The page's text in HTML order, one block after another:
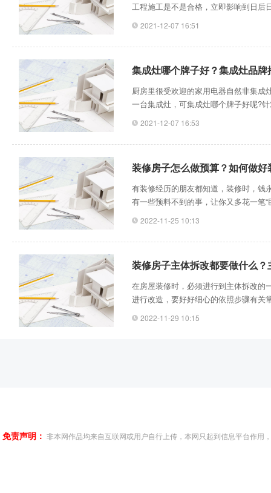
工程施工是不是合格，立即影响到日后
改造你都掌握吗?下边我就给大伙儿对
利开展。但许多小区业主针对主题风
2021-12-07 16:51
集成灶哪个牌子好？集成灶品牌
厨房里很受欢迎的家用电器自然非集
一台集成灶，可集成灶哪个牌子好呢?
器，在选择之初就需要想好规范，认
是会更为钟爱知名品牌，尤其是经历
2021-12-07 16:53
装修房子怎么做预算？如何做
有装修经历的朋友都知道，装修时，钱
有一些预料不到的事，让你又多花一笔
限没有限制，大家在装修的时候又通
去，装修预算就上去了!
2022-11-25 10:13
装修房子主体拆改都要做什么
在房屋装修时，必须进行到主体拆改的
进行改造，要好好细心的依照步骤有关
屋装修主体拆改包括什么，房子主体拆
2022-11-29 10:15
免责声明： 非本网作品均来自互联网或用户自行上传，本网只起到信息平台作